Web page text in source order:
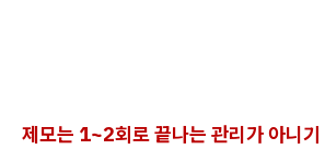
제모는 1~2회로 끝나는 관리가 아니기